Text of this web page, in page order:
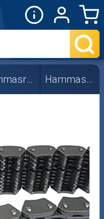
Hammasrattaat ja -ketjut Hammasketjut, 13-lam.